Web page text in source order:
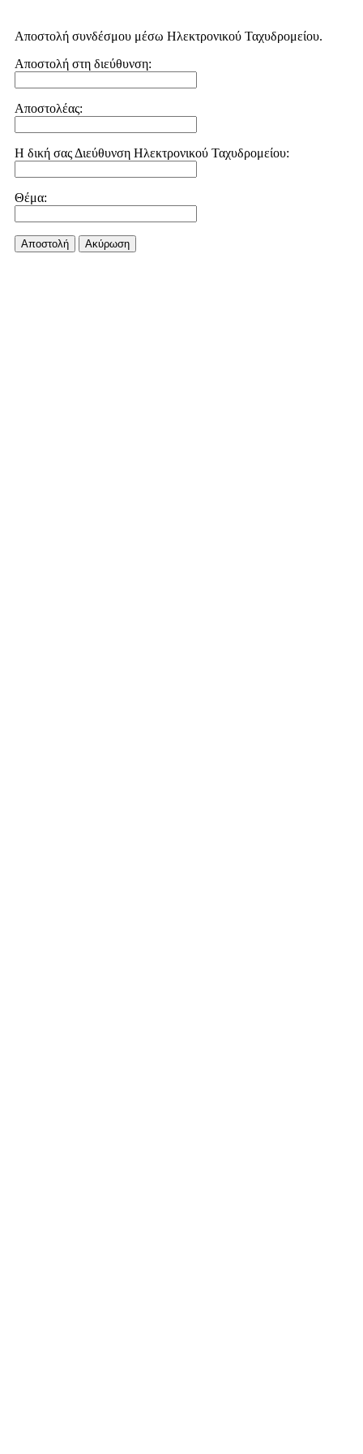
Αποστολή συνδέσμου μέσω Ηλεκτρονικού Ταχυδρομείου.
Αποστολή στη διεύθυνση:
Αποστολέας:
Η δική σας Διεύθυνση Ηλεκτρονικού Ταχυδρομείου:
Θέμα:
Αποστολή Aκύρωση